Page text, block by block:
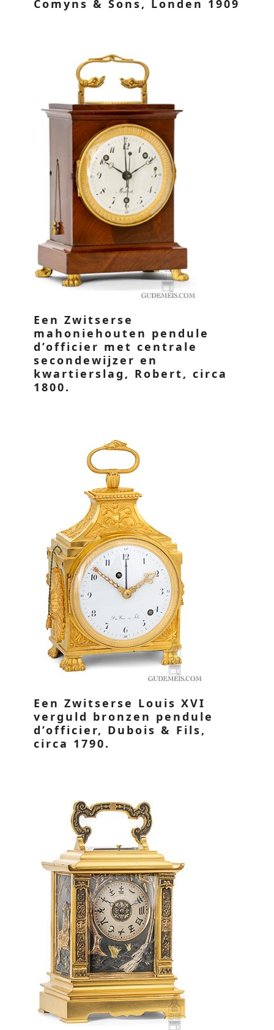
Comyns & Sons, Londen 1909
Een Zwitserse
mahoniehouten pendule
d’officier met centrale
secondewijzer en
kwartierslag, Robert, circa
1800.
Een Zwitserse Louis XVI
verguld bronzen pendule
d’officier, Dubois & Fils,
circa 1790.